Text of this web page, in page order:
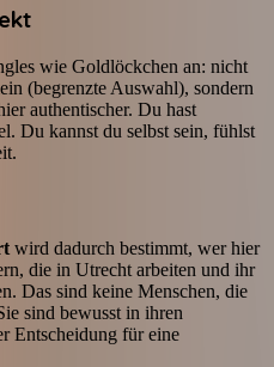
wie Goldlöckchen an: nicht
(begrenzte Auswahl), sondern
authentischer. Du hast
Du kannst du selbst sein, fühlst
wird dadurch bestimmt, wer hier
die in Utrecht arbeiten und ihr
Das sind keine Menschen, die
sind bewusst in ihren
Entscheidung für eine